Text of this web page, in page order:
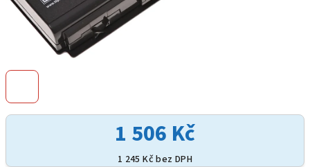
1 506 Kč
1 245 Kč bez DPH